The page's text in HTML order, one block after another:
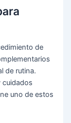
de
de rutina.
cuidados
uno de estos